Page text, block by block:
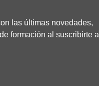
las últimas novedades,
formación al suscribirte a